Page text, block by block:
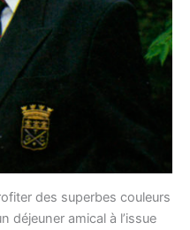
des superbes couleurs
déjeuner amical à l’issue